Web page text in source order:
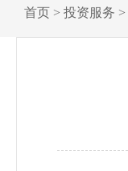
首页 > 投资服务 >